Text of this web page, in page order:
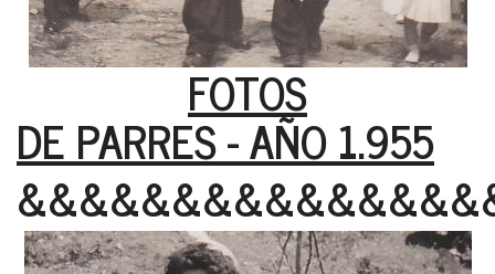
FOTOS
DE PARRES - AÑO 1.955